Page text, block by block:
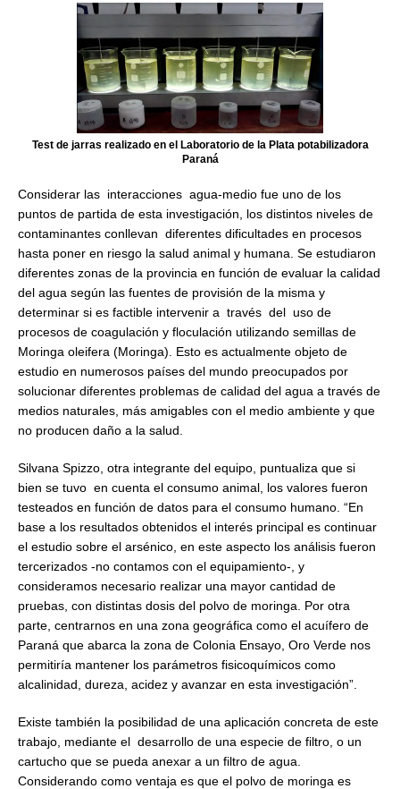
Test de jarras realizado en el Laboratorio de la Plata potabilizadora
Paraná
Considerar las interacciones agua-medio fue uno de los
puntos de partida de esta investigación, los distintos niveles de
contaminantes conllevan diferentes dificultades en procesos
hasta poner en riesgo la salud animal y humana. Se estudiaron
diferentes zonas de la provincia en función de evaluar la calidad
del agua según las fuentes de provisión de la misma y
determinar si es factible intervenir a través del uso de
procesos de coagulación y floculación utilizando semillas de
Moringa oleifera (Moringa). Esto es actualmente objeto de
estudio en numerosos países del mundo preocupados por
solucionar diferentes problemas de calidad del agua a través de
medios naturales, más amigables con el medio ambiente y que
no producen daño a la salud.
Silvana Spizzo, otra integrante del equipo, puntualiza que si
bien se tuvo en cuenta el consumo animal, los valores fueron
testeados en función de datos para el consumo humano. “En
base a los resultados obtenidos el interés principal es continuar
el estudio sobre el arsénico, en este aspecto los análisis fueron
tercerizados -no contamos con el equipamiento-, y
consideramos necesario realizar una mayor cantidad de
pruebas, con distintas dosis del polvo de moringa. Por otra
parte, centrarnos en una zona geográfica como el acuífero de
Paraná que abarca la zona de Colonia Ensayo, Oro Verde nos
permitiría mantener los parámetros fisicoquímicos como
alcalinidad, dureza, acidez y avanzar en esta investigación”.
Existe también la posibilidad de una aplicación concreta de este
trabajo, mediante el desarrollo de una especie de filtro, o un
cartucho que se pueda anexar a un filtro de agua.
Considerando como ventaja es que el polvo de moringa es